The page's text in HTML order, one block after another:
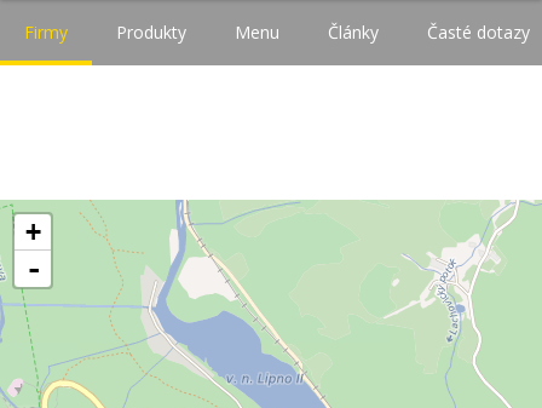
Firmy Produkty Menu Články Časté dotazy
+
-